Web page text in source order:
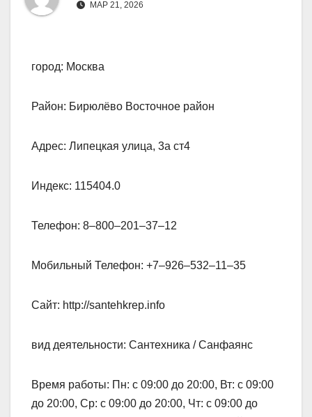
МАР 21, 2026
город: Москва
Район: Бирюлёво Восточное район
Адрес: Липецкая улица, 3а ст4
Индекс: 115404.0
Телефон: 8‒800‒201‒37‒12
Мобильный Телефон: +7‒926‒532‒11‒35
Сайт: http://santehkrep.info
вид деятельности: Сантехника / Санфаянс
Время работы: Пн: с 09:00 до 20:00, Вт: с 09:00
до 20:00, Ср: с 09:00 до 20:00, Чт: с 09:00 до